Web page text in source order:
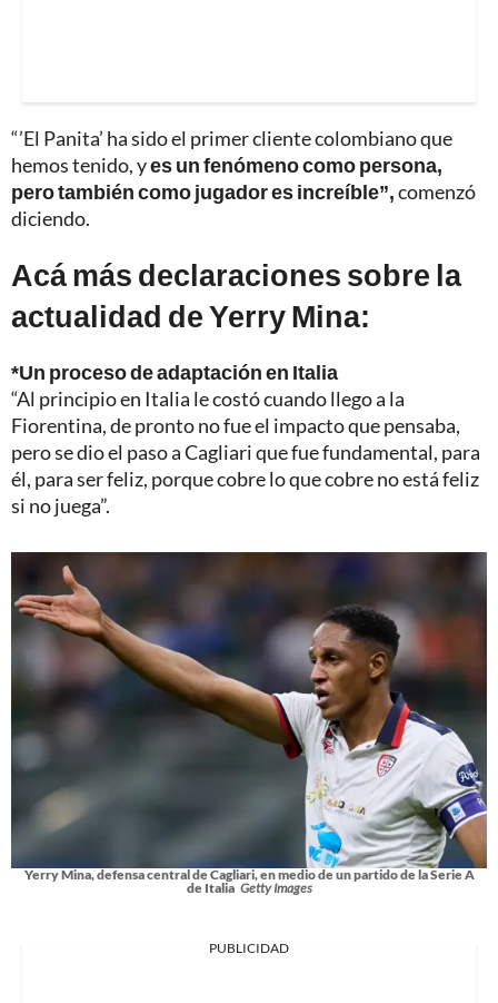
“’El Panita’ ha sido el primer cliente colombiano que
hemos tenido, yes un fenómeno como persona,
pero también como jugador es increíble”,comenzó
diciendo.
Acá más declaraciones sobre la
actualidad de Yerry Mina:
*Un proceso de adaptación en Italia
“Al principio en Italia le costó cuando llego a la
Fiorentina, de pronto no fue el impacto que pensaba,
pero se dio el paso a Cagliari que fue fundamental, para
él, para ser feliz, porque cobre lo que cobre no está feliz
si no juega”.
Yerry Mina, defensa central de Cagliari, en medio de un partido de la Serie A
de Italia Getty Images
PUBLICIDAD